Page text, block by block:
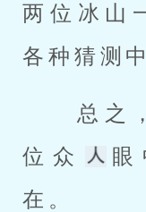
两位冰山
各种猜测
位众
眼
在。